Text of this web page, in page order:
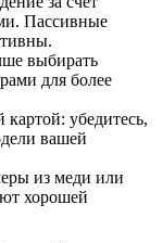
Пассивные
выбирать
для более
убедитесь,
вашей
из меди или
хорошей